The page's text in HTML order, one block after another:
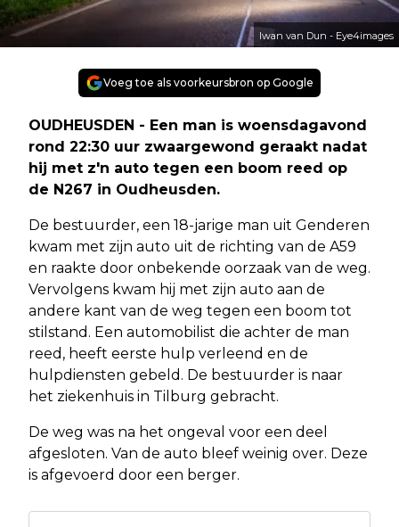
Iwan van Dun - Eye4images
Voeg toe als voorkeursbron op Google
OUDHEUSDEN - Een man is woensdagavond
rond 22:30 uur zwaargewond geraakt nadat
hij met z'n auto tegen een boom reed op
de N267 in Oudheusden.
De bestuurder, een 18-jarige man uit Genderen
kwam met zijn auto uit de richting van de A59
en raakte door onbekende oorzaak van de weg.
Vervolgens kwam hij met zijn auto aan de
andere kant van de weg tegen een boom tot
stilstand. Een automobilist die achter de man
reed, heeft eerste hulp verleend en de
hulpdiensten gebeld. De bestuurder is naar
het ziekenhuis in Tilburg gebracht.
De weg was na het ongeval voor een deel
afgesloten. Van de auto bleef weinig over. Deze
is afgevoerd door een berger.